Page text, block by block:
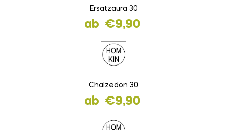
Ersatzaura 30
ab €9,90
Chalzedon 30
ab €9,90